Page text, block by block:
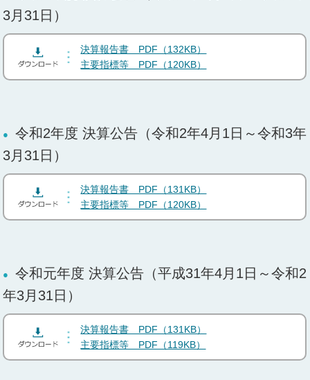
3月31日）
決算報告書 PDF（132KB）
主要指標等 PDF（120KB）
令和2年度 決算公告（令和2年4月1日～令和3年
3月31日）
決算報告書 PDF（131KB）
主要指標等 PDF（120KB）
令和元年度 決算公告（平成31年4月1日～令和2
年3月31日）
決算報告書 PDF（131KB）
主要指標等 PDF（119KB）